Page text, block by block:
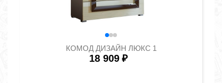
КОМОД ДИЗАЙН ЛЮКС 1
18 909 ₽